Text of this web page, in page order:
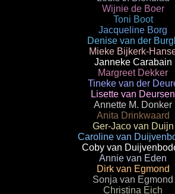
Wijnie de Boer
Toni Boot
Jacqueline Borg
Denise van der
Mieke Bijkerk-
Janneke Carabain
Margreet Dekker
Tineke van der
Lisette van Deursen
Annette M. Donker
Anita Drinkwaard
Ger-Jaco van Duijn
Caroline van
Coby van
Annie van Eden
Dirk van Egmond
Sonja van Egmond
Christina Eich